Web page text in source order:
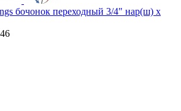
бочонок переходный 3/4" нар(ш) х